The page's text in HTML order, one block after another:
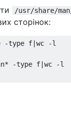
/usr/share/
сторінок:
-type f|wc -
* -type f|wc -